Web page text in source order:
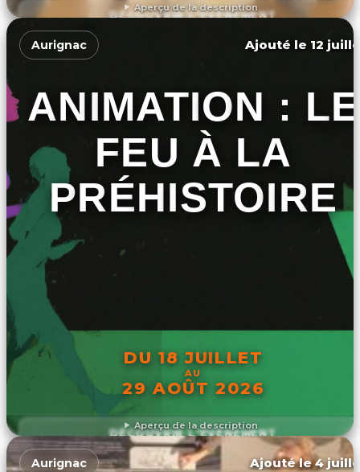
Aperçu de la description
DÉCOUVRIR L'ÉVÉNEMENT
Aperçu de la description
Aurignac Ajouté le 12
ANIMATION : LE
FEU À LA
PRÉHISTOIRE
DU 18 JUILLET
AU
29 AOÛT 2026
DÉCOUVRIR L'ÉVÉNEMENT
Aurignac Ajouté le 4